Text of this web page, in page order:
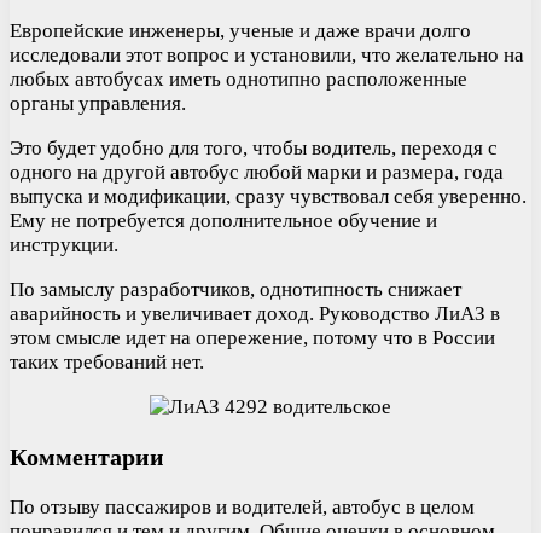
Европейские инженеры, ученые и даже врачи долго
исследовали этот вопрос и установили, что желательно на
любых автобусах иметь однотипно расположенные
органы управления.
Это будет удобно для того, чтобы водитель, переходя с
одного на другой автобус любой марки и размера, года
выпуска и модификации, сразу чувствовал себя уверенно.
Ему не потребуется дополнительное обучение и
инструкции.
По замыслу разработчиков, однотипность снижает
аварийность и увеличивает доход. Руководство ЛиАЗ в
этом смысле идет на опережение, потому что в России
таких требований нет.
Комментарии
По отзыву пассажиров и водителей, автобус в целом